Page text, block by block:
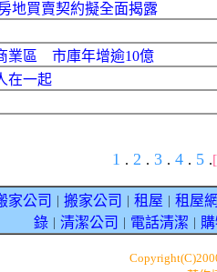
地買賣契約擬全面揭露
業區 市庫年增逾10億
在一起
1 . 2 . 3 . 4 . 5 .
家公司 搬家公司 租屋
租屋
錄｜ 清潔公司 電話清潔